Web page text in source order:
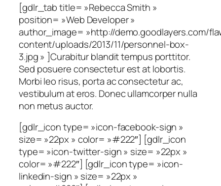
[gdlr_tab title= »Rebecca Smith »
position= »Web Developer »
author_image= »http://demo.goodlayers.com/
content/uploads/2013/11/personnel-box-
3.jpg » ]Curabitur blandit tempus porttitor.
Sed posuere consectetur est at lobortis.
Morbi leo risus, porta ac consectetur ac,
vestibulum at eros. Donec ullamcorper nulla
non metus auctor.
[gdlr_icon type= »icon-facebook-sign »
size= »22px » color= »#222″] [gdlr_icon
type= »icon-twitter-sign » size= »22px »
color= »#222″] [gdlr_icon type= »icon-
linkedin-sign » size= »22px »